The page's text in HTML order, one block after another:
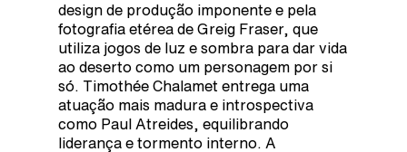
design de produção imponente e pela
fotografia etérea de Greig Fraser, que
utiliza jogos de luz e sombra para dar vida
ao deserto como um personagem por si
só. Timothée Chalamet entrega uma
atuação mais madura e introspectiva
como Paul Atreides, equilibrando
liderança e tormento interno. A